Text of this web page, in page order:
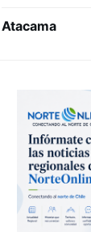
Atacama